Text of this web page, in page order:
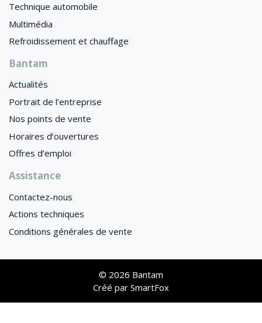
Technique automobile
Multimédia
Refroidissement et chauffage
Bantam
Actualités
Portrait de l’entreprise
Nos points de vente
Horaires d’ouvertures
Offres d’emploi
Assistance
Contactez-nous
Actions techniques
Conditions générales de vente
© 2026 Bantam
Créé par SmartFox